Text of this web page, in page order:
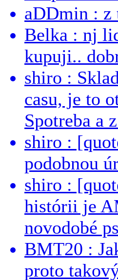
aDDmin : z
Belka : nj
kupuji..
shiro :
casu, je to
Spotreba a
shiro :
podobnou
shiro :
histórii je
novodobé
BMT20 :
proto